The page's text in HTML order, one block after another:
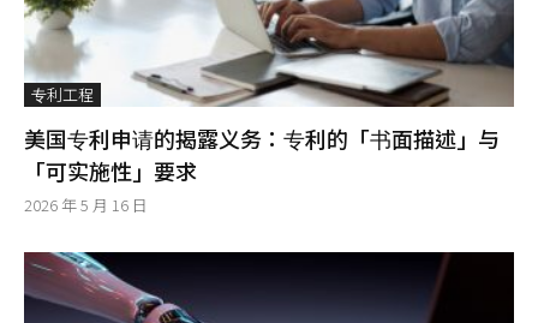
专利工程
美国专利申请的揭露义务：专利的「书面描述」与
「可实施性」要求
2026 年 5 月 16 日